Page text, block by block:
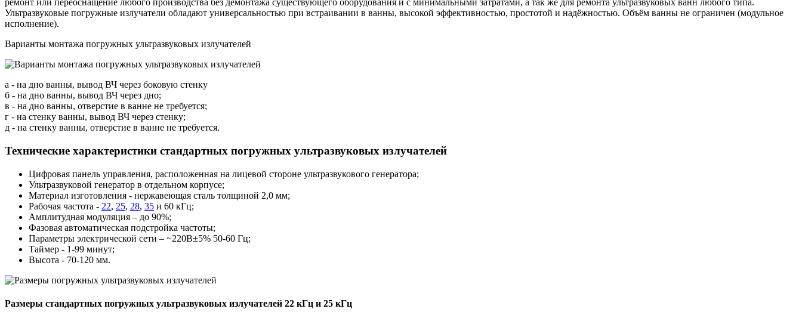
ремонт или переоснащение любого производства без демонтажа существующего оборудования и с минимальными затратами, а так же для ремонта ультразвуковых ванн любого типа.
Ультразвуковые погружные излучатели обладают универсальностью при встраивании в ванны, высокой эффективностью, простотой и надёжностью. Объём ванны не ограничен (модульное
исполнение).
Варианты монтажа погружных ультразвуковых излучателей
а - на дно ванны, вывод ВЧ через боковую стенку
б - на дно ванны, вывод ВЧ через дно;
в - на дно ванны, отверстие в ванне не требуется;
г - на стенку ванны, вывод ВЧ через стенку;
д - на стенку ванны, отверстие в ванне не требуется.
Технические характеристики стандартных погружных ультразвуковых излучателей
Цифровая панель управления, расположенная на лицевой стороне ультразвукового генератора;
Ультразвуковой генератор в отдельном корпусе;
Материал изготовления - нержавеющая сталь толщиной 2,0 мм;
Рабочая частота - 22, 25, 28, 35 и 60 кГц;
Амплитудная модуляция – до 90%;
Фазовая автоматическая подстройка частоты;
Параметры электрической сети – ~220В±5% 50-60 Гц;
Таймер - 1-99 минут;
Высота - 70-120 мм.
Размеры стандартных погружных ультразвуковых излучателей 22 кГц и 25 кГц